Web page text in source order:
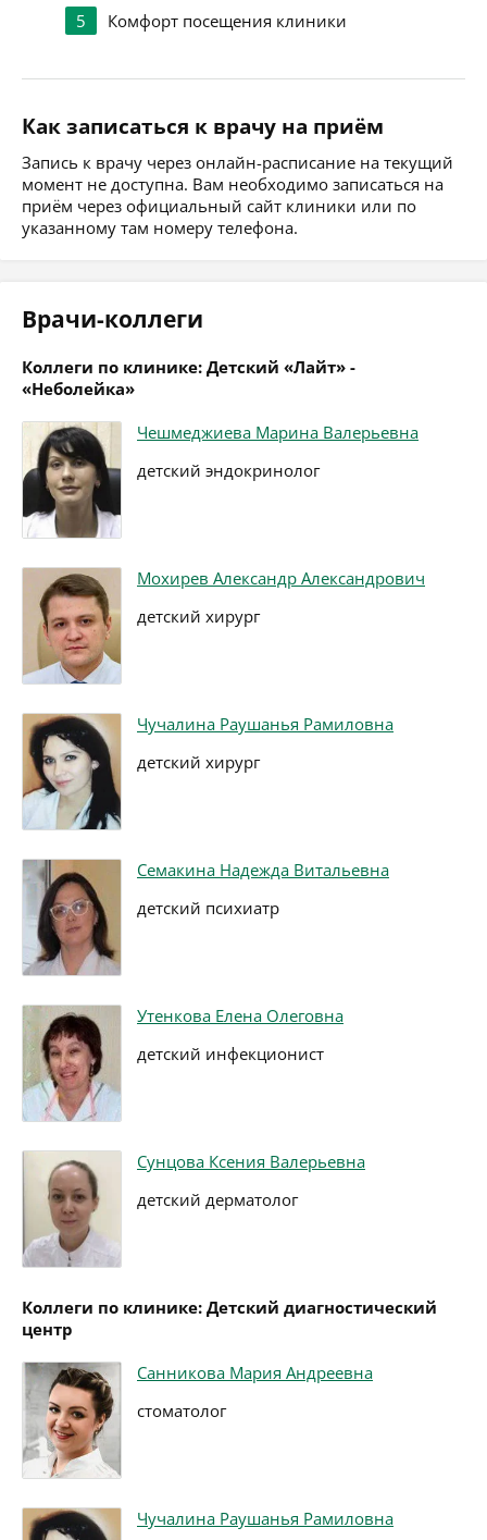
5
Комфорт посещения клиники
Как записаться к врачу на приём
Запись к врачу через онлайн-расписание на текущий
момент не доступна. Вам необходимо записаться на
приём через официальный сайт клиники или по
указанному там номеру телефона.
Врачи-коллеги
Коллеги по клинике: Детский «Лайт» -
«Неболейка»
Чешмеджиева Марина Валерьевна
детский эндокринолог
Мохирев Александр Александрович
детский хирург
Чучалина Раушанья Рамиловна
детский хирург
Семакина Надежда Витальевна
детский психиатр
Утенкова Елена Олеговна
детский инфекционист
Сунцова Ксения Валерьевна
детский дерматолог
Коллеги по клинике: Детский диагностический
центр
Санникова Мария Андреевна
стоматолог
Чучалина Раушанья Рамиловна